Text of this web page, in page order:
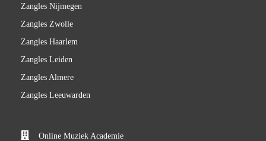
Zangles Nijmegen
Zangles Zwolle
Zangles Haarlem
Zangles Leiden
Zangles Almere
Zangles Leeuwarden
Online Muziek Academie